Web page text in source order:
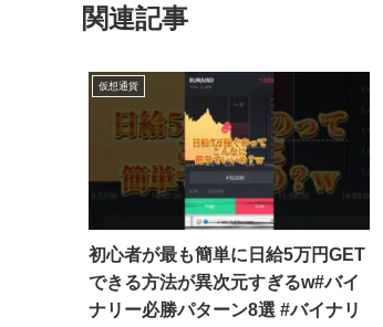
関連記事
仮想通貨
初心者が最も簡単に日給5万円GET
できる方法が異次元すぎるw#バイ
ナリー必勝パターン8選 #バイナリ